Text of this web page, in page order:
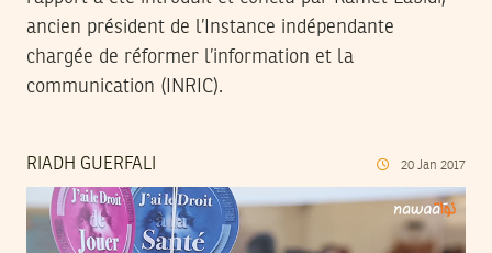
ancien président de l’Instance indépendante
chargée de réformer l’information et la
communication (INRIC).
RIADH GUERFALI 20 Jan 2017